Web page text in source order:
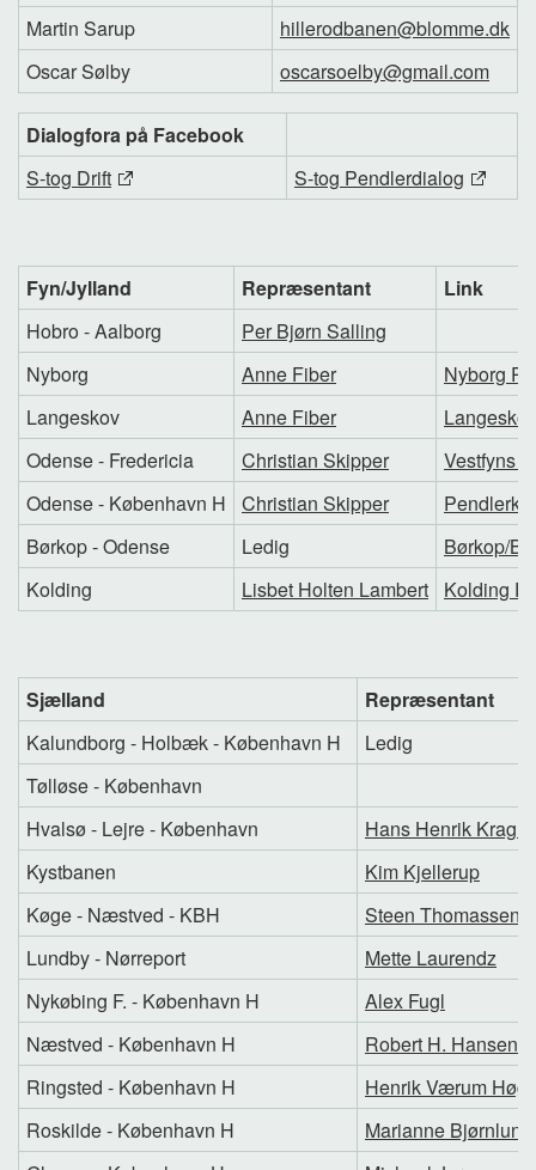
Martin Sarup
hillerodbanen@blomme.dk
Oscar Sølby
oscarsoelby@gmail.com
Dialogfora på Facebook
S-tog Drift
S-tog Pendlerdialog
Fyn/Jylland Repræsentant
Link
Hobro - Aalborg
Per Bjørn Salling
Nyborg
Anne Fiber
Nyborg
Langeskov
Anne Fiber
Odense - Fredericia
Christian Skipper
Vestfyns
Odense - København H
Christian Skipper
Børkop - Odense
Ledig
Børkop/
Kolding
Lisbet Holten Lambert Kolding
Sjælland
Repræsentant
Kalundborg - Holbæk - København H
Ledig
Tølløse - København
Hvalsø - Lejre - København
Hans Henrik
Kystbanen
Kim Kjellerup
Køge - Næstved - KBH
Steen Thomassen
Lundby - Nørreport
Mette Laurendz
Nykøbing F. - København H
Alex Fugl
Næstved - København H
Robert H. Hansen
Ringsted - København H
Henrik Værum
Roskilde - København H
Marianne Bjørnlund